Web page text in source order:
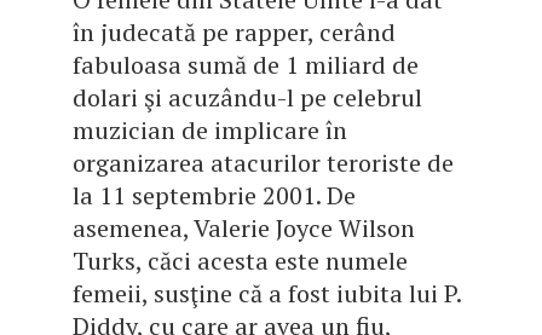
în judecată pe rapper, cerând
fabuloasa sumă de 1 miliard de
dolari şi acuzându-l pe celebrul
muzician de implicare în
organizarea atacurilor teroriste de
la 11 septembrie 2001. De
asemenea, Valerie Joyce Wilson
Turks, căci acesta este numele
femeii, susţine că a fost iubita lui P.
Diddy, cu care ar avea un fiu,